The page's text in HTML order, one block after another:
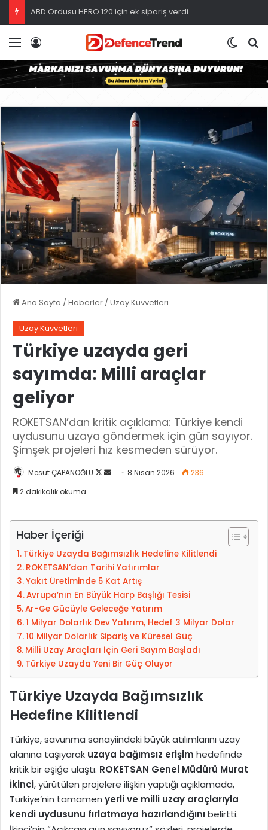
ABD Ordusu HERO 120 için ek sipariş verdi
Menü Dış
Ana Sayfa / Haberler / Uzay Kuvvetleri
Uzay Kuvvetleri
Türkiye uzayda geri
sayımda: Milli araçlar
geliyor
ROKETSAN’dan kritik açıklama: Türkiye kendi
uydusunu uzaya göndermek için gün sayıyor.
Şimşek projeleri hız kesmeden sürüyor.
Mesut ÇAPANOĞLU
X
i
p
e
n
o
s
t
n
d
m
e
8 Nisan 2026
236
2 dakikalık okuma
Haber İçeriği
Türkiye Uzayda Bağımsızlık Hedefine Kilitlendi
ROKETSAN’dan Tarihi Yatırımlar
Yakıt Üretiminde 5 Kat Artış
Avrupa’nın En Büyük Harp Başlığı Tesisi
Ar-Ge Gücüyle Geleceğe Yatırım
1 Milyar Dolarlık Dev Yatırım, Hedef 3 Milyar Dolar
10 Milyar Dolarlık Sipariş ve Küresel Güç
Milli Uzay Araçları İçin Geri Sayım Başladı
Türkiye Uzayda Yeni Bir Güç Oluyor
Türkiye Uzayda Bağımsızlık
Hedefine Kilitlendi
Türkiye, savunma sanayiindeki büyük atılımlarını uzay
alanına taşıyarak uzaya bağımsız erişim hedefinde
kritik bir eşiğe ulaştı. ROKETSAN Genel Müdürü Murat
İkinci, yürütülen projelere ilişkin yaptığı açıklamada,
Türkiye’nin tamamen yerli ve milli uzay araçlarıyla
kendi uydusunu fırlatmaya hazırlandığınıbelirtti.